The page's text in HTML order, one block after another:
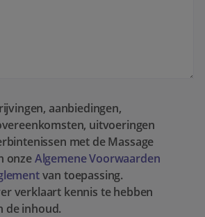
aanbiedingen,
uitvoeringen
met de Massage
onzeAlgemene Voorwaarden
van toepassing.
verklaart kennis te hebben
de inhoud.